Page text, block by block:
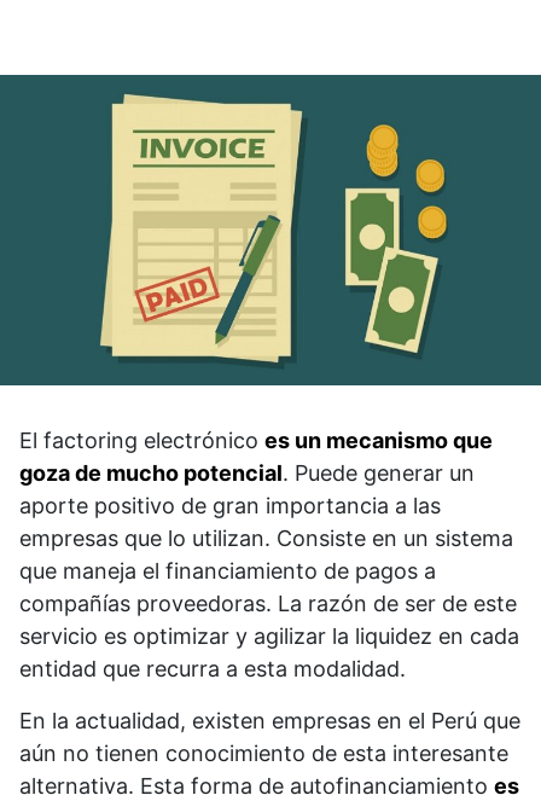
El factoring electrónico es un mecanismo que
goza de mucho potencial. Puede generar un
aporte positivo de gran importancia a las
empresas que lo utilizan. Consiste en un sistema
que maneja el financiamiento de pagos a
compañías proveedoras. La razón de ser de este
servicio es optimizar y agilizar la liquidez en cada
entidad que recurra a esta modalidad.
En la actualidad, existen empresas en el Perú que
aún no tienen conocimiento de esta interesante
alternativa. Esta forma de autofinanciamiento es